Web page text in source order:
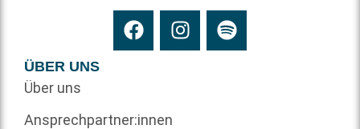
ÜBER UNS
Über uns
Ansprechpartner:innen